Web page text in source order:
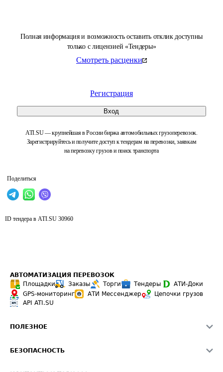
Полная информация и возможность оставить отклик доступны
только с лицензией «Тендеры»
Смотреть расценки
Регистрация
Вход
ATI.SU — крупнейшая в России биржа автомобильных грузоперевозок.
Зарегистрируйтесь и получите доступ к тендерам на перевозки, заявкам
на перевозку грузов и поиск транспорта
Поделиться
ID тендера в ATI.SU 30960
АВТОМАТИЗАЦИЯ ПЕРЕВОЗОК
Площадки
Заказы Торги Тендеры
АТИ-Доки
GPS-мониторинг
АТИ Мессенджер
Цепочки грузов
API ATI.SU
ПОЛЕЗНОЕ
Звезды ATI.SU на вашем сайте
БЕЗОПАСНОСТЬ